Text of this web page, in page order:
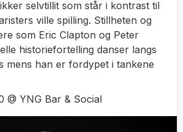
selvtillit som står i kontrast til
ville spilling. Stillheten og
som Eric Clapton og Peter
historiefortelling danser langs
mens han er fordypet i tankene
@ YNG Bar & Social